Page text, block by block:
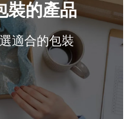
裝的產品
適合的包裝